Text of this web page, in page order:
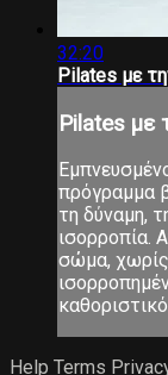
32:20
Pilates με
Pilates με
πρόγραμμα
τη δύναμη,
ισορροπία.
σώμα, χωρίς
Help Terms